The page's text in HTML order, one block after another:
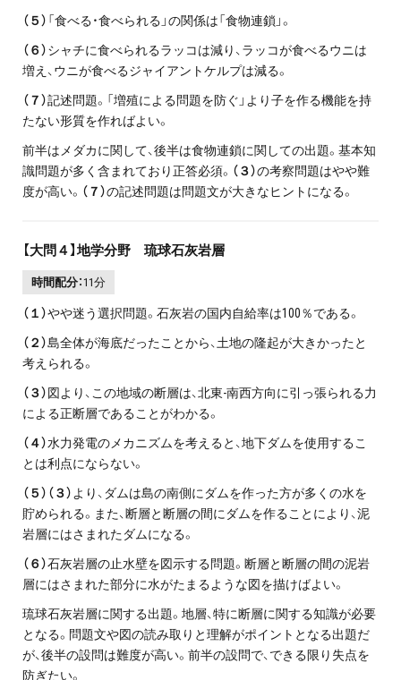
（５） 「食べる・食べられる」の関係は「食物連鎖」。
（６）シャチに食べられるラッコは減り、ラッコが食べるウニは
増え、ウニが食べるジャイアントケルプは減る。
（７）記述問題。「増殖による問題を防ぐ」より子を作る機能を持
たない形質を作ればよい。
前半はメダカに関して、後半は食物連鎖に関しての出題。基本知
識問題が多く含まれており正答必須。 （３）の考察問題はやや難
度が高い。 （７）の記述問題は問題文が大きなヒントになる。
【大問４】地学分野 琉球石灰岩層
時間配分：11分
（１）やや迷う選択問題。石灰岩の国内自給率は100％である。
（２）島全体が海底だったことから、土地の隆起が大きかったと
考えられる。
（３）図より、この地域の断層は、北東-南西方向に引っ張られる力
による正断層であることがわかる。
（４）水力発電のメカニズムを考えると、地下ダムを使用するこ
とは利点にならない。
（５）（３） より、ダムは島の南側にダムを作った方が多くの水を
貯められる。また、断層と断層の間にダムを作ることにより、泥
岩層にはさまれたダムになる。
（６）石灰岩層の止水壁を図示する問題。断層と断層の間の泥岩
層にはさまれた部分に水がたまるような図を描けばよい。
琉球石灰岩層に関する出題。地層、特に断層に関する知識が必要
となる。問題文や図の読み取りと理解がポイントとなる出題だ
が、後半の設問は難度が高い。前半の設問で、できる限り失点を
防ぎたい。